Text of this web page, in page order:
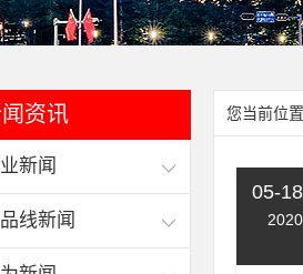
资讯
新闻
线新闻
您当前位
05-18
2020